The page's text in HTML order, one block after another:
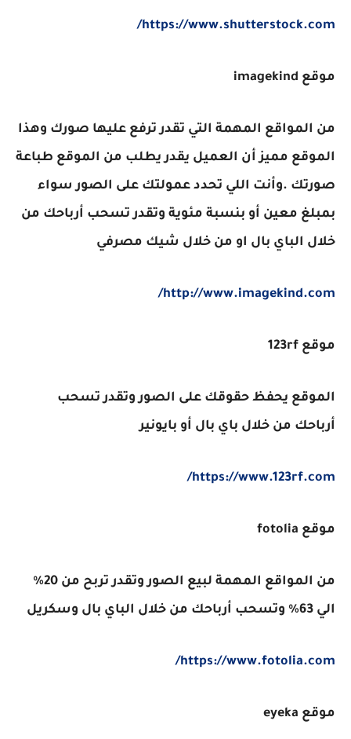
https://www.shutterstock.com/
موقع imagekind
من المواقع المهمة التي تقدر ترفع عليها صورك وهذا
الموقع مميز أن العميل يقدر يطلب من الموقع طباعة
صورتك .وأنت اللي تحدد عمولتك على الصور سواء
بمبلغ معين أو بنسبة مئوية وتقدر تسحب أرباحك من
خلال الباي بال او من خلال شيك مصرفي
http://www.imagekind.com/
موقع 123rf
الموقع يحفظ حقوقك على الصور وتقدر تسحب
أرباحك من خلال باي بال أو بايونير
https://www.123rf.com/
موقع fotolia
من المواقع المهمة لبيع الصور وتقدر تربح من 20%
الي 63% وتسحب أرباحك من خلال الباي بال وسكريل
https://www.fotolia.com/
موقع eyeka